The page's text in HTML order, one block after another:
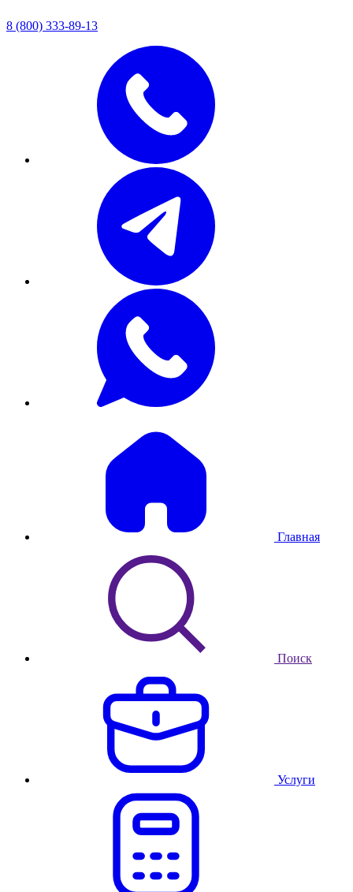
8 (800) 333-89-13
Главная
Поиск
Услуги